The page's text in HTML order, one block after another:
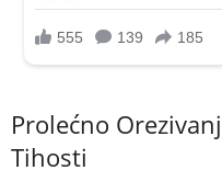
Prolećno
Tihosti